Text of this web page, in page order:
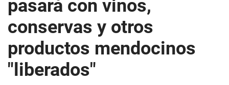
pasará con vinos,
conservas y otros
productos mendocinos
"liberados"